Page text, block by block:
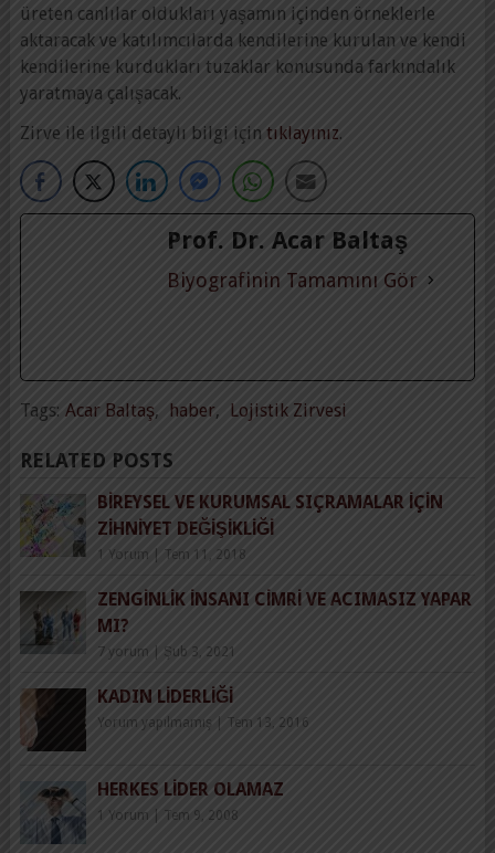
üreten canlılar oldukları yaşamın içinden örneklerle
aktaracak ve katılımcılarda kendilerine kurulan ve kendi
kendilerine kurdukları tuzaklar konusunda farkındalık
yaratmaya çalışacak.
Zirve ile ilgili detaylı bilgi için tıklayınız.
Prof. Dr. Acar Baltaş
Biyografinin Tamamını Gör
Tags: Acar Baltaş, haber, Lojistik Zirvesi
RELATED POSTS
BIREYSEL VE KURUMSAL SIÇRAMALAR IÇIN
ZIHNIYET DEĞIŞIKLIĞI
1 Yorum Tem 11, 2018
ZENGINLIK İNSANI CIMRI VE ACIMASIZ YAPAR
MI?
7 yorum Şub 3, 2021
KADIN LIDERLIĞI
Yorum yapılmamış Tem 13, 2016
HERKES LIDER OLAMAZ
1 Yorum Tem 9, 2008